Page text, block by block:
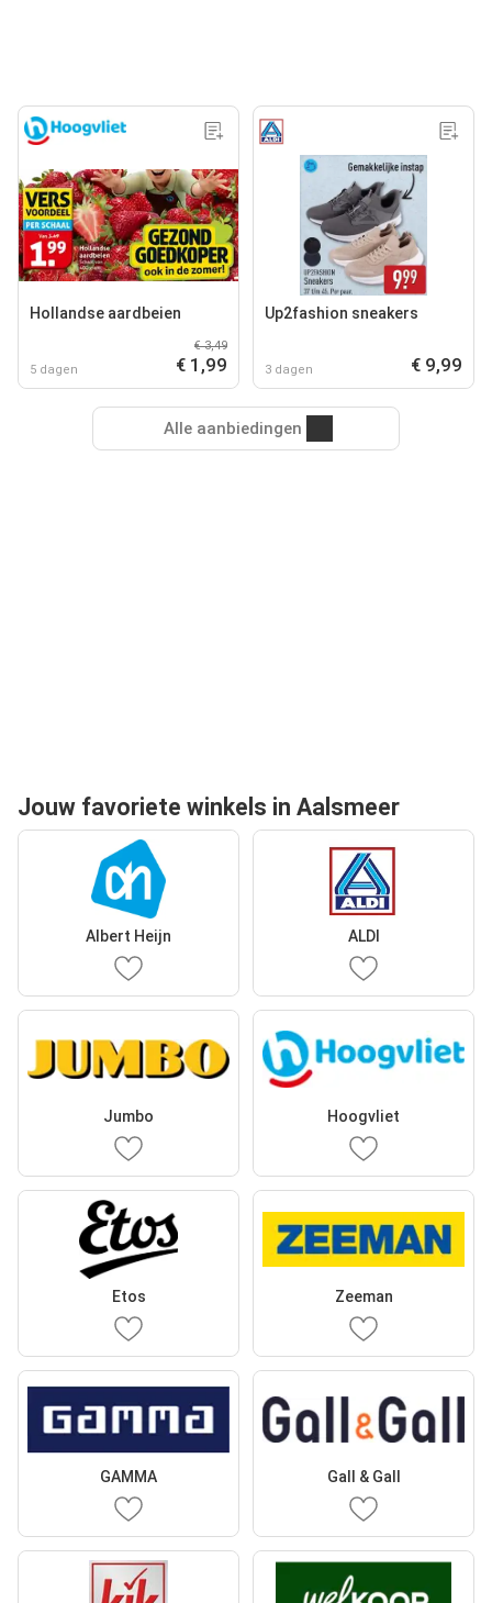
Hollandse aardbeien
5 dagen
€ 3,49
€ 1,99
Up2fashion sneakers
3 dagen € 9,99
Alle aanbiedingen
Jouw favoriete winkels in Aalsmeer
Albert Heijn ALDI
Jumbo Hoogvliet
Etos Zeeman
GAMMA Gall & Gall